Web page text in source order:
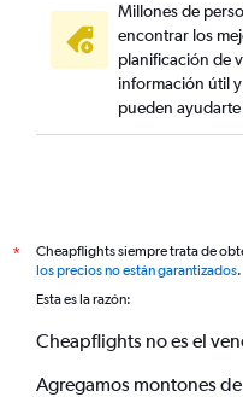
Millones de
encontrar los
planificación de
información útil
pueden
*
Cheapflights siempre trata de
los precios no están garantizados.
Esta es la razón:
Cheapflights no es el
Agregamos montones